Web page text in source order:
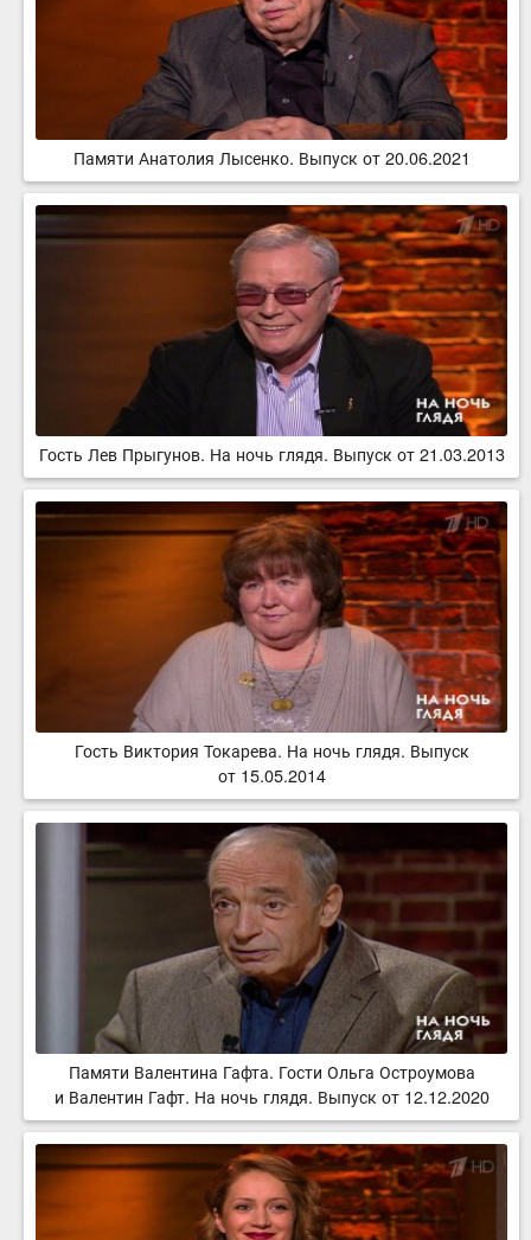
Памяти Анатолия Лысенко. Выпуск от 20.06.2021
Гость Лев Прыгунов. На ночь глядя. Выпуск от 21.03.2013
Гость Виктория Токарева. На ночь глядя. Выпуск
от 15.05.2014
Памяти Валентина Гафта. Гости Ольга Остроумова
и Валентин Гафт. На ночь глядя. Выпуск от 12.12.2020